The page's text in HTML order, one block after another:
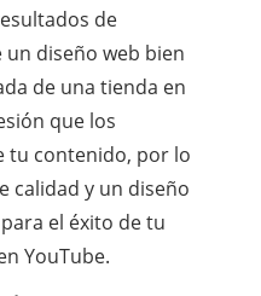
de
un diseño web bien
de una tienda en
que los
tu contenido, por lo
calidad y un diseño
el éxito de tu
YouTube.